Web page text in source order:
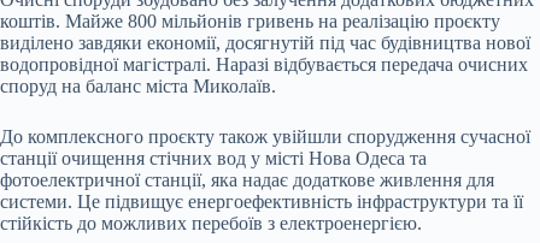
коштів. Майже 800 мільйонів гривень на реалізацію проєкту
виділено завдяки економії, досягнутій під час будівництва нової
водопровідної магістралі. Наразі відбувається передача очисних
споруд на баланс міста Миколаїв.
До комплексного проєкту також увійшли спорудження сучасної
станції очищення стічних вод у місті Нова Одеса та
фотоелектричної станції, яка надає додаткове живлення для
системи. Це підвищує енергоефективність інфраструктури та її
стійкість до можливих перебоїв з електроенергією.